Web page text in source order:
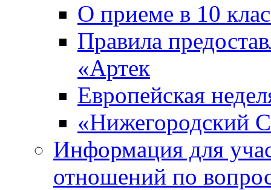
О приеме в 10
Правила
«Артек
Европейская
«Нижегородский
Информация для
отношений по